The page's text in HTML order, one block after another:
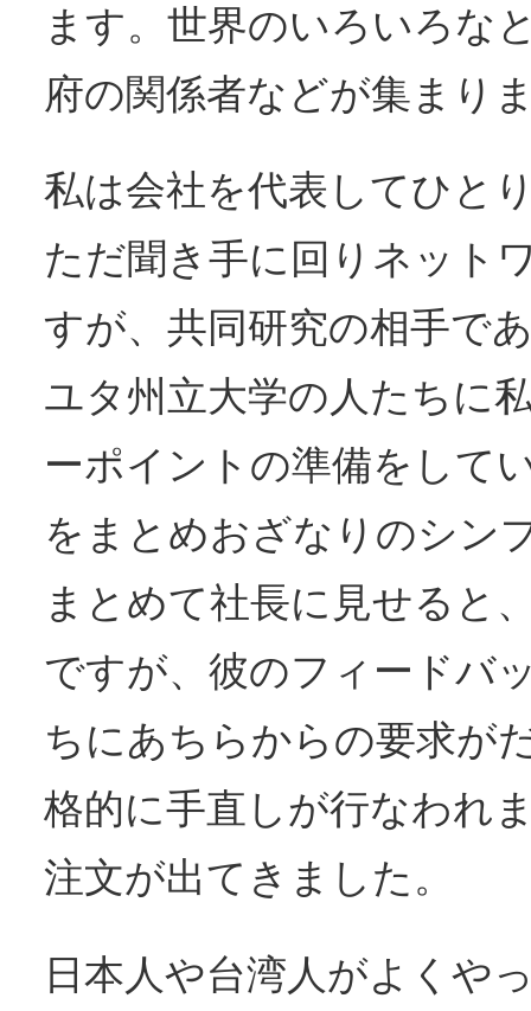
ます。世界のいろいろな
府の関係者などが集まり
私は会社を代表してひと
ただ聞き手に回りネット
すが、共同研究の相手で
ユタ州立大学の人たちに
ーポイントの準備をして
をまとめおざなりのシン
まとめて社長に見せると
ですが、彼のフィードバ
ちにあちらからの要求が
格的に手直しが行なわれ
注文が出てきました。
日本人や台湾人がよくや